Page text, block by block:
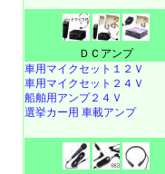
ＤＣアンプ
車用マイクセット１２Ｖ
車用マイクセット２４Ｖ
船舶用アンプ２４Ｖ
選挙カー用 車載アンプ